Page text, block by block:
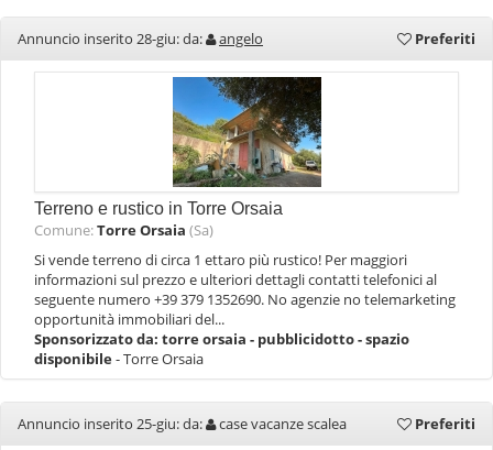
Annuncio inserito 28-giu: da: angelo Preferiti
Terreno e rustico in Torre Orsaia
Comune:Torre Orsaia (Sa)
Si vende terreno di circa 1 ettaro più rustico! Per maggiori
informazioni sul prezzo e ulteriori dettagli contatti telefonici al
seguente numero +39 379 1352690. No agenzie no telemarketing
opportunità immobiliari del...
Sponsorizzato da: torre orsaia - pubblicidotto - spazio
disponibile- Torre Orsaia
Annuncio inserito 25-giu: da: case vacanze scalea Preferiti